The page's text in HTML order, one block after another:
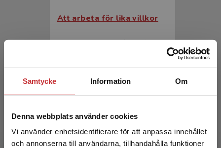
Samtycke Information Om
Denna webbplats använder cookies
Vi använder enhetsidentifierare för att anpassa innehållet
och annonserna till användarna, tillhandahålla funktioner
Att arbeta för lika villkor
Keisu, Britt-Inger m.fl (red.)
Exkl. moms: 374 kr